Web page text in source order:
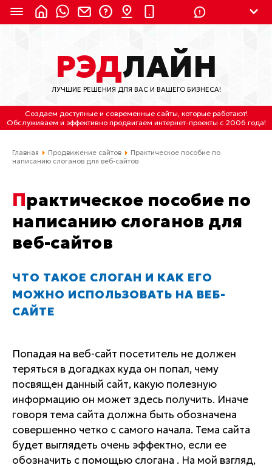
8 (800) 550-9899 (с 2:30 до 11:30 по
Мск)
Бесплатно по России
(4212) 658-653
(4212) 637-673
Отдельный вход \ Левый торец здания
info@lred.ru
РЭДЛАЙН
ЛУЧШИЕ РЕШЕНИЯ ДЛЯ ВАС И ВАШЕГО БИЗНЕСА!
Создаем доступные и современные сайты, которые работают!
Обслуживаем и эффективно продвигаем интернет-проекты с 2006 года!
Главная Продвижение сайтов
Практическое пособие по
написанию слоганов для веб-сайтов
Практическое пособие по
написанию слоганов для
веб-сайтов
ЧТО ТАКОЕ СЛОГАН И КАК ЕГО
МОЖНО ИСПОЛЬЗОВАТЬ НА ВЕБ-
САЙТЕ
Попадая на веб-сайт посетитель не должен
теряться в догадках куда он попал, чему
посвящен данный сайт, какую полезную
информацию он может здесь получить. Иначе
говоря тема сайта должна быть обозначена
совершенно четко с самого начала. Тема сайта
будет выглядеть очень эффектно, если ее
обозначить с помощью слогана . На мой взгляд,